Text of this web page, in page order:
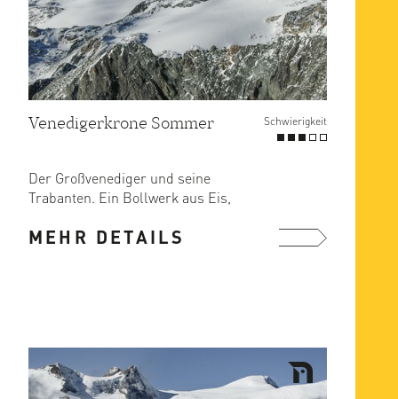
Venedigerkrone Sommer Schwierigkeit
Der Großvenediger und seine
Trabanten. Ein Bollwerk aus Eis,
MEHR DETAILS